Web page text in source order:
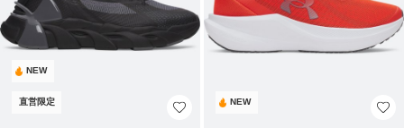
NEW
直営限定 NEW